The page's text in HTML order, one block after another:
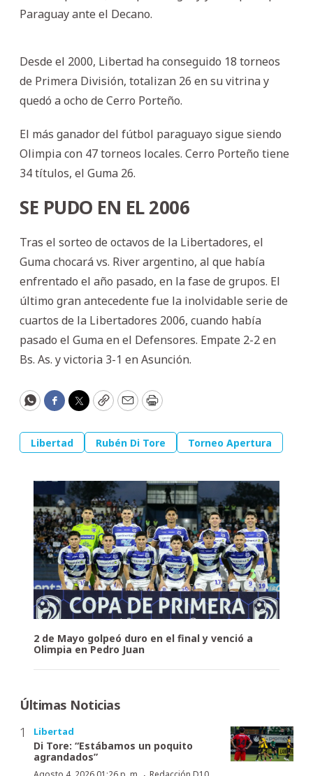
Paraguay ante el Decano.
Desde el 2000, Libertad ha conseguido 18 torneos
de Primera División, totalizan 26 en su vitrina y
quedó a ocho de Cerro Porteño.
El más ganador del fútbol paraguayo sigue siendo
Olimpia con 47 torneos locales. Cerro Porteño tiene
34 títulos, el Guma 26.
SE PUDO EN EL 2006
Tras el sorteo de octavos de la Libertadores, el
Guma chocará vs. River argentino, al que había
enfrentado el año pasado, en la fase de grupos. El
último gran antecedente fue la inolvidable serie de
cuartos de la Libertadores 2006, cuando había
pasado el Guma en el Defensores. Empate 2-2 en
Bs. As. y victoria 3-1 en Asunción.
WhatsApp
Facebook
Twitter
CopyEmailPrint
Libertad Rubén Di Tore Torneo Apertura
2 de Mayo golpeó duro en el final y venció a
Olimpia en Pedro Juan
Últimas Noticias
Libertad
Di Tore: “Estábamos un poquito
agrandados”